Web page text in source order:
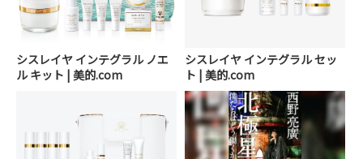
シスレイヤ インテグラル ノエ
ル キット | 美的.com
シスレイヤ インテグラル セッ
ト | 美的.com